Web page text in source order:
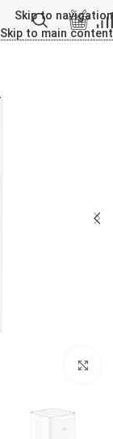
Skip to navigation
Skip to main content